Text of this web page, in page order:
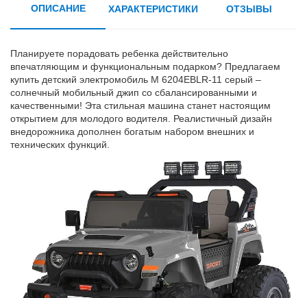
ОПИСАНИЕ
Планируете порадовать ребенка действительно
впечатляющим и функциональным подарком? Предлагаем
купить детский электромобиль M 6204EBLR-11 серый –
солнечный мобильный джип со сбалансированными и
качественными! Эта стильная машина станет настоящим
открытием для молодого водителя. Реалистичный дизайн
внедорожника дополнен богатым набором внешних и
технических функций.
ХАРАКТЕРИСТИКИ ОТЗЫВЫ